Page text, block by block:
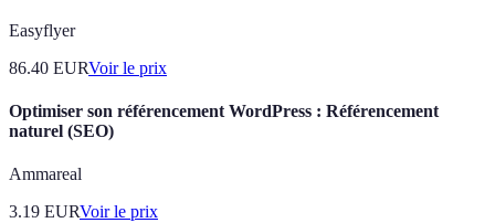
Easyflyer
86.40 EURVoir le prix
Optimiser son référencement WordPress : Référencement
naturel (SEO)
Ammareal
3.19 EURVoir le prix